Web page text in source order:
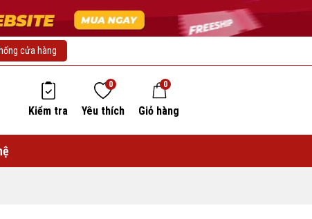
cửa hàng
Kiểm tra Yêu thích
0
Giỏ hàng
0